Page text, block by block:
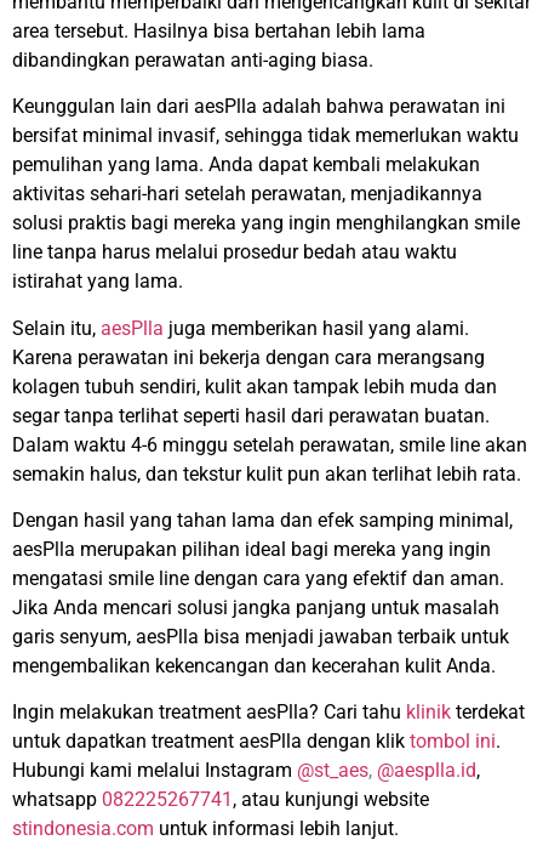
area tersebut. Hasilnya bisa bertahan lebih lama
dibandingkan perawatan anti-aging biasa.
Keunggulan lain dari aesPlla adalah bahwa perawatan ini
bersifat minimal invasif, sehingga tidak memerlukan waktu
pemulihan yang lama. Anda dapat kembali melakukan
aktivitas sehari-hari setelah perawatan, menjadikannya
solusi praktis bagi mereka yang ingin menghilangkan smile
line tanpa harus melalui prosedur bedah atau waktu
istirahat yang lama.
Selain itu, aesPlla juga memberikan hasil yang alami.
Karena perawatan ini bekerja dengan cara merangsang
kolagen tubuh sendiri, kulit akan tampak lebih muda dan
segar tanpa terlihat seperti hasil dari perawatan buatan.
Dalam waktu 4-6 minggu setelah perawatan, smile line akan
semakin halus, dan tekstur kulit pun akan terlihat lebih rata.
Dengan hasil yang tahan lama dan efek samping minimal,
aesPlla merupakan pilihan ideal bagi mereka yang ingin
mengatasi smile line dengan cara yang efektif dan aman.
Jika Anda mencari solusi jangka panjang untuk masalah
garis senyum, aesPlla bisa menjadi jawaban terbaik untuk
mengembalikan kekencangan dan kecerahan kulit Anda.
Ingin melakukan treatment aesPlla? Cari tahu klinik terdekat
untuk dapatkan treatment aesPlla dengan klik tombol ini.
Hubungi kami melalui Instagram @st_aes, @aesplla.id,
whatsapp 082225267741 , atau kunjungi website
stindonesia.com untuk informasi lebih lanjut.